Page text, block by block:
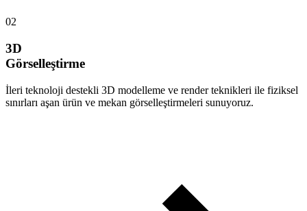
02
3D
Görselleştirme
İleri teknoloji destekli 3D modelleme ve render teknikleri ile fiziksel
sınırları aşan ürün ve mekan görselleştirmeleri sunuyoruz.